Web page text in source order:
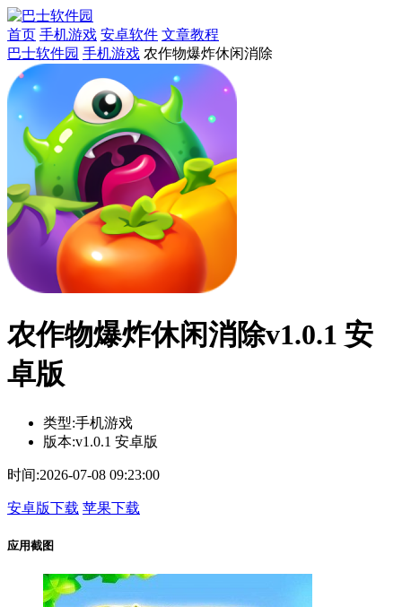
首页 手机游戏 安卓软件 文章教程
巴士软件园 手机游戏 农作物爆炸休闲消除
农作物爆炸休闲消除v1.0.1 安
卓版
类型:手机游戏
版本:v1.0.1 安卓版
时间:2026-07-08 09:23:00
安卓版下载 苹果下载
应用截图